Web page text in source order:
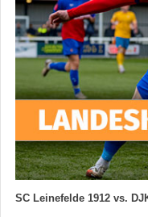
SC Leinefelde 1912 vs.